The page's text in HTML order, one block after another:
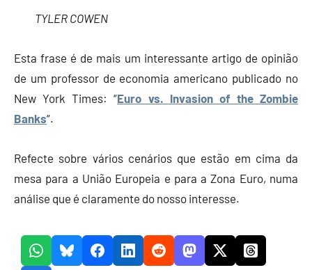
TYLER COWEN
Esta frase é de mais um interessante artigo de opinião
de um professor de economia americano publicado no
New York Times: “Euro vs. Invasion of the Zombie
Banks“.
Refecte sobre vários cenários que estão em cima da
mesa para a União Europeia e para a Zona Euro, numa
análise que é claramente do nosso interesse.